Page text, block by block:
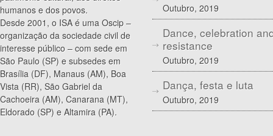
humanos e dos povos.
Desde 2001, o ISA é uma Oscip –
organização da sociedade civil de
interesse público – com sede em
São Paulo (SP) e subsedes em
Brasília (DF), Manaus (AM), Boa
Vista (RR), São Gabriel da
Cachoeira (AM), Canarana (MT),
Eldorado (SP) e Altamira (PA).
Outubro, 2019
Dance, celebration
resistance
Outubro, 2019
Dança, festa e luta
Outubro, 2019